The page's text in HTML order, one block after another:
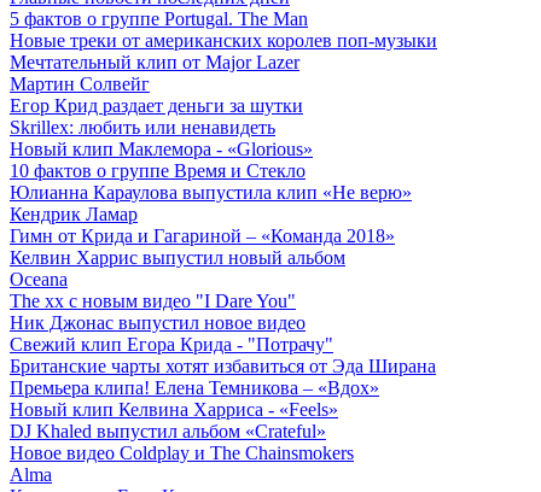
5 фактов о группе Portugal. The Man
Новые треки от американских королев поп-музыки
Мечтательный клип от Major Lazer
Мартин Солвейг
Егор Крид раздает деньги за шутки
Skrillex: любить или ненавидеть
Новый клип Маклемора - «Glorious»
10 фактов о группе Время и Стекло
Юлианна Караулова выпустила клип «Не верю»
Кендрик Ламар
Гимн от Крида и Гагариной – «Команда 2018»
Келвин Харрис выпустил новый альбом
Oceana
The xx с новым видео "I Dare You"
Ник Джонас выпустил новое видео
Свежий клип Егора Крида - "Потрачу"
Британские чарты хотят избавиться от Эда Ширана
Премьера клипа! Елена Темникова – «Вдох»
Новый клип Келвина Харриса - «Feels»
DJ Khaled выпустил альбом «Crateful»
Новое видео Coldplay и The Chainsmokers
Alma